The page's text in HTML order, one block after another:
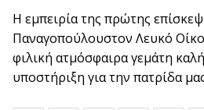
Η εμπειρία της πρώτης
Παναγοπούλουστον Λευκό Οίκο
φιλική ατμόσφαιρα γεμάτη
υποστήριξη για την πατρίδα